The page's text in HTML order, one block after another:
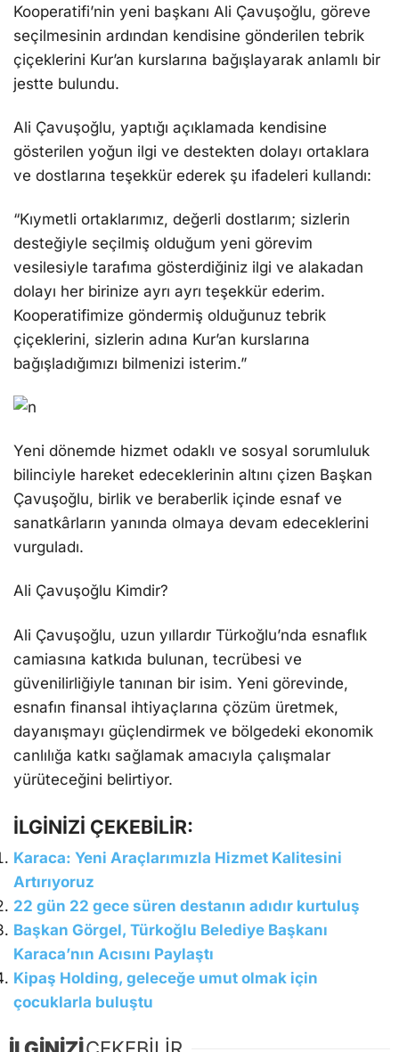
Kooperatifi’nin yeni başkanı Ali Çavuşoğlu, göreve
seçilmesinin ardından kendisine gönderilen tebrik
çiçeklerini Kur’an kurslarına bağışlayarak anlamlı bir
jestte bulundu.
Ali Çavuşoğlu, yaptığı açıklamada kendisine
gösterilen yoğun ilgi ve destekten dolayı ortaklara
ve dostlarına teşekkür ederek şu ifadeleri kullandı:
“Kıymetli ortaklarımız, değerli dostlarım; sizlerin
desteğiyle seçilmiş olduğum yeni görevim
vesilesiyle tarafıma gösterdiğiniz ilgi ve alakadan
dolayı her birinize ayrı ayrı teşekkür ederim.
Kooperatifimize göndermiş olduğunuz tebrik
çiçeklerini, sizlerin adına Kur’an kurslarına
bağışladığımızı bilmenizi isterim.”
Yeni dönemde hizmet odaklı ve sosyal sorumluluk
bilinciyle hareket edeceklerinin altını çizen Başkan
Çavuşoğlu, birlik ve beraberlik içinde esnaf ve
sanatkârların yanında olmaya devam edeceklerini
vurguladı.
Ali Çavuşoğlu Kimdir?
Ali Çavuşoğlu, uzun yıllardır Türkoğlu’nda esnaflık
camiasına katkıda bulunan, tecrübesi ve
güvenilirliğiyle tanınan bir isim. Yeni görevinde,
esnafın finansal ihtiyaçlarına çözüm üretmek,
dayanışmayı güçlendirmek ve bölgedeki ekonomik
canlılığa katkı sağlamak amacıyla çalışmalar
yürüteceğini belirtiyor.
İLGİNİZİ ÇEKEBİLİR:
Karaca: Yeni Araçlarımızla Hizmet Kalitesini
Artırıyoruz
22 gün 22 gece süren destanın adıdır kurtuluş
Başkan Görgel, Türkoğlu Belediye Başkanı
Karaca’nın Acısını Paylaştı
Kipaş Holding, geleceğe umut olmak için
çocuklarla buluştu